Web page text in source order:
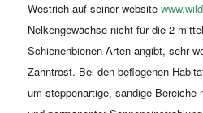
Westrich auf seiner website
Nelkengewächse nicht für die 2
Schienenbienen-Arten angibt, sehr
Zahntrost. Bei den beflogenen
um steppenartige, sandige Bereiche